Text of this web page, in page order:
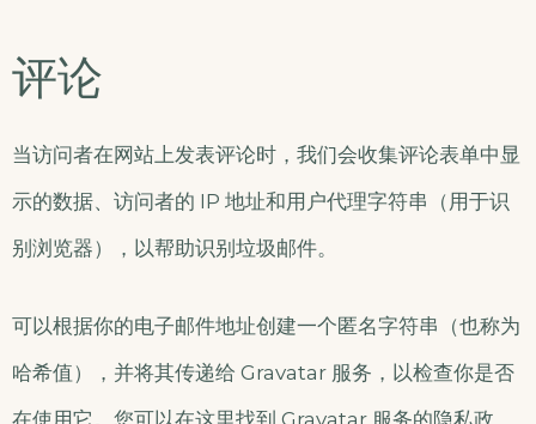
评论
当访问者在网站上发表评论时，我们会收集评论表单中显
示的数据、访问者的 IP 地址和用户代理字符串（用于识
别浏览器），以帮助识别垃圾邮件。
可以根据你的电子邮件地址创建一个匿名字符串（也称为
哈希值），并将其传递给 Gravatar 服务，以检查你是否
在使用它。您可以在这里找到 Gravatar 服务的隐私政